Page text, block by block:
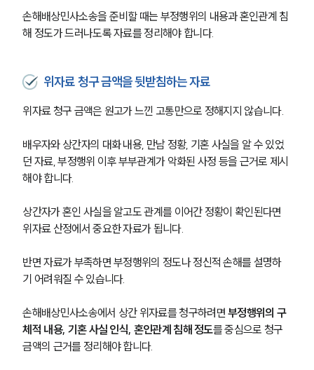
손해배상민사소송을 준비할 때는 부정행위의 내용과 혼인관계 침
해 정도가 드러나도록 자료를 정리해야 합니다.
위자료 청구 금액을 뒷받침하는 자료
위자료 청구 금액은 원고가 느낀 고통만으로 정해지지 않습니다.
배우자와 상간자의 대화 내용, 만남 정황, 기혼 사실을 알 수 있었
던 자료, 부정행위 이후 부부관계가 악화된 사정 등을 근거로 제시
해야 합니다.
상간자가 혼인 사실을 알고도 관계를 이어간 정황이 확인된다면
위자료 산정에서 중요한 자료가 됩니다.
반면 자료가 부족하면 부정행위의 정도나 정신적 손해를 설명하
기 어려워질 수 있습니다.
손해배상민사소송에서 상간 위자료를 청구하려면 부정행위의 구
체적 내용, 기혼 사실 인식, 혼인관계 침해 정도를 중심으로 청구
금액의 근거를 정리해야 합니다.